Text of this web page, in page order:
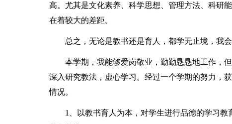
高。尤其是文化素养、科学思想、管理方法、科研
在着较大的差距。
总之，无论是教书还是育人，都学无止境，我会
本学期，我能够爱岗敬业，勤勤恳恳地工作，但
深入研究教法，虚心学习。经过一个学期的努力，
情况。
1、以教书育人为本，对学生进行品德的学习教